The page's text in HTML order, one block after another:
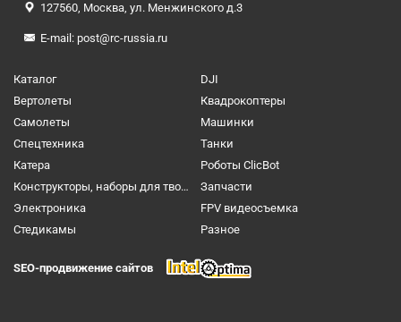
127560, Москва, ул. Менжинского д.3
E-mail: post@rc-russia.ru
Каталог
DJI
Вертолеты
Квадрокоптеры
Самолеты
Машинки
Спецтехника
Танки
Катера
Роботы ClicBot
Конструкторы, наборы для творчества и настольные игры
Запчасти
Электроника
FPV видеосъемка
Cтедикамы
Разное
SEO-продвижение сайтов